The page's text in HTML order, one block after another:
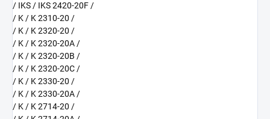
/ IKS / IKS 2420-20F /
/ K / K 2310-20 /
/ K / K 2320-20 /
/ K / K 2320-20A /
/ K / K 2320-20B /
/ K / K 2320-20C /
/ K / K 2330-20 /
/ K / K 2330-20A /
/ K / K 2714-20 /